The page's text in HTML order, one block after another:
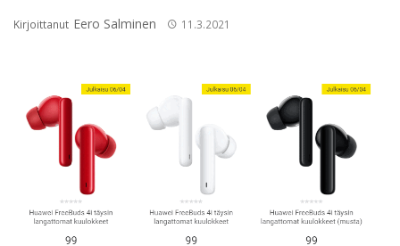
Kirjoittanut Eero Salminen 11.3.2021